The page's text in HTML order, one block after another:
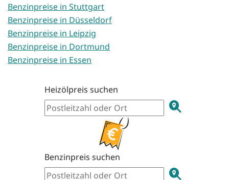
Benzinpreise in Stuttgart
Benzinpreise in Düsseldorf
Benzinpreise in Leipzig
Benzinpreise in Dortmund
Benzinpreise in Essen
Heizölpreis suchen
Benzinpreis suchen